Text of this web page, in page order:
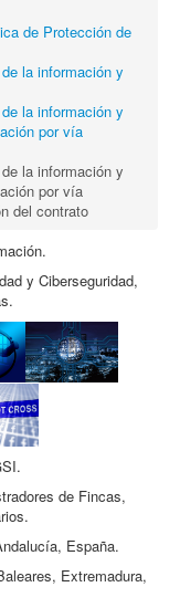
de Protección de
la información y
la información y
por vía
la información y
por vía
del contrato
y Ciberseguridad,
de Fincas,
España.
Extremadura,